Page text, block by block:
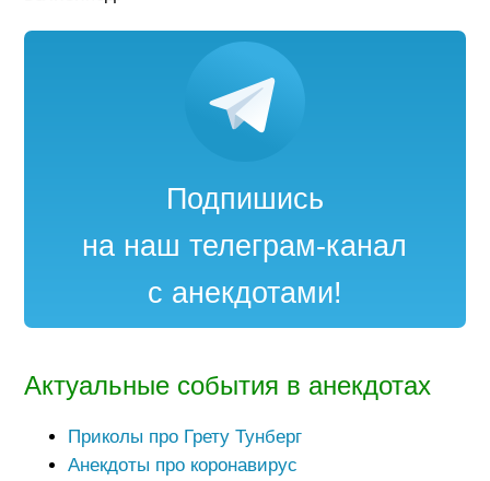
Подпишись
на наш телеграм-канал
с анекдотами!
Актуальные события в анекдотах
Приколы про Грету Тунберг
Анекдоты про коронавирус